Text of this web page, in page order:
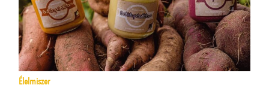
Élelmiszer